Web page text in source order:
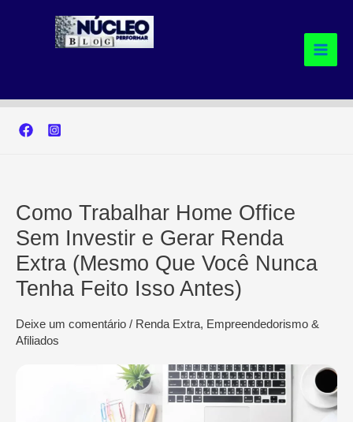
Como Trabalhar Home Office
Sem Investir e Gerar Renda
Extra (Mesmo Que Você Nunca
Tenha Feito Isso Antes)
Deixe um comentário / Renda Extra, Empreendedorismo &
Afiliados